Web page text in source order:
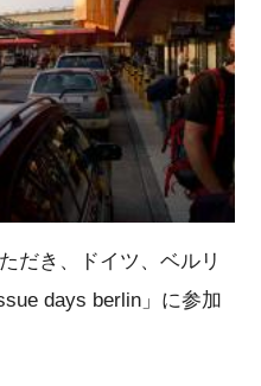
だき、ドイツ、ベルリ
days berlin」に参加